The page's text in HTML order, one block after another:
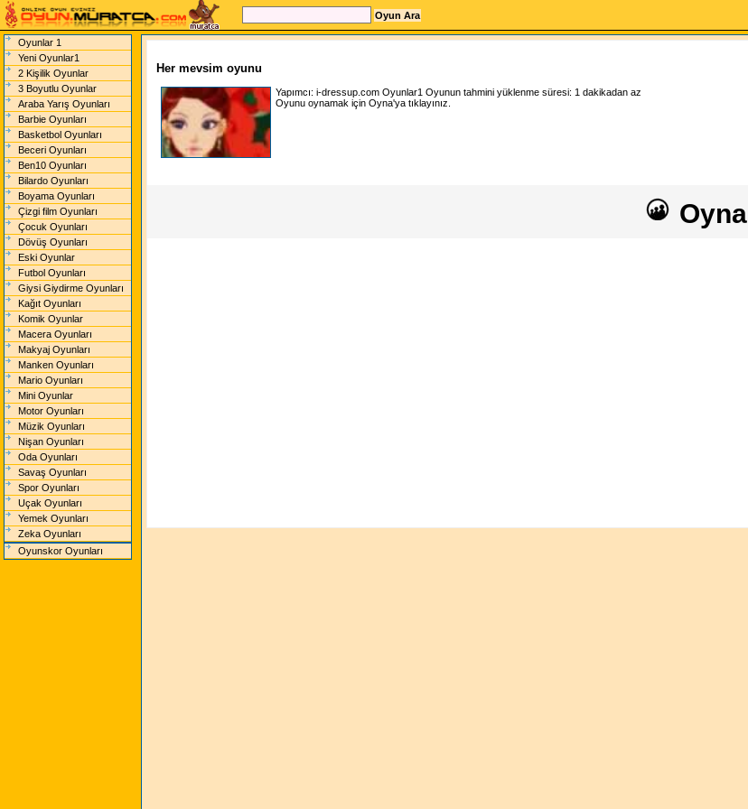
Oyunlar 1
Yeni Oyunlar1
2 Kişilik Oyunlar
3 Boyutlu Oyunlar
Araba Yarış Oyunları
Barbie Oyunları
Basketbol Oyunları
Beceri Oyunları
Ben10 Oyunları
Bilardo Oyunları
Boyama Oyunları
Çizgi film Oyunları
Çocuk Oyunları
Dövüş Oyunları
Eski Oyunlar
Futbol Oyunları
Giysi Giydirme Oyunları
Kağıt Oyunları
Komik Oyunlar
Macera Oyunları
Makyaj Oyunları
Manken Oyunları
Mario Oyunları
Mini Oyunlar
Motor Oyunları
Müzik Oyunları
Nişan Oyunları
Oda Oyunları
Savaş Oyunları
Spor Oyunları
Uçak Oyunları
Yemek Oyunları
Zeka Oyunları
Oyunskor Oyunları
Her mevsim oyunu
Yapımcı: i-dressup.com Oyunlar1 Oyunun tahmini yüklenme süresi: 1 dakikadan az
Oyunu oynamak için Oyna'ya tıklayınız.
Oyna